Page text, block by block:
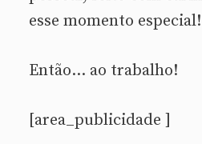
esse momento especial!
Então… ao trabalho!
[area_publicidade ]